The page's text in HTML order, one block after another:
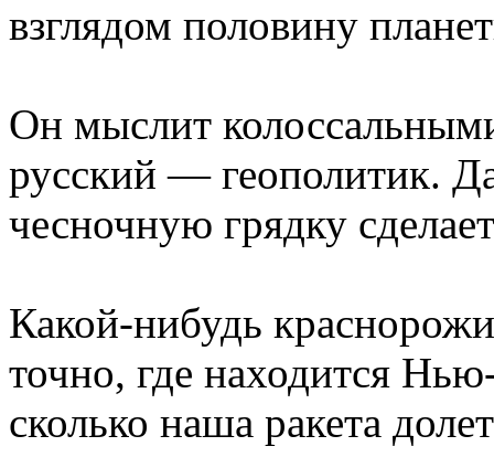
взглядом половину
Он мыслит
русский — геополитик.
чесночную грядку
Какой-нибудь
точно, где находится
сколько наша ракета